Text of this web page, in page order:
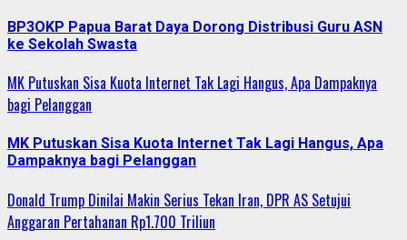
BP3OKP Papua Barat Daya Dorong Distribusi Guru ASN
ke Sekolah Swasta
MK Putuskan Sisa Kuota Internet Tak Lagi Hangus, Apa Dampaknya
bagi Pelanggan
MK Putuskan Sisa Kuota Internet Tak Lagi Hangus, Apa
Dampaknya bagi Pelanggan
Donald Trump Dinilai Makin Serius Tekan Iran, DPR AS Setujui
Anggaran Pertahanan Rp1.700 Triliun